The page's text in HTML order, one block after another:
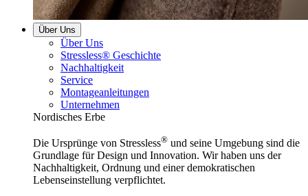
Über Uns
Über Uns
Stressless® Geschichte
Nachhaltigkeit
Service
Montageanleitungen
Unternehmen
Nordisches Erbe
Die Ursprünge von Stressless® und seine Umgebung sind die
Grundlage für Design und Innovation. Wir haben uns der
Nachhaltigkeit, Ordnung und einer demokratischen
Lebenseinstellung verpflichtet.